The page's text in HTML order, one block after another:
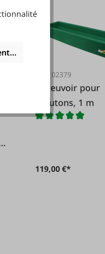
#FA102379
Abreuvoir pour
moutons, 1 m
119,00 €*
les cookies fonctionnels